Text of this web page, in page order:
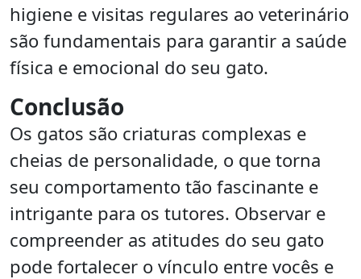
higiene e visitas regulares ao veterinário
são fundamentais para garantir a saúde
física e emocional do seu gato.
Conclusão
Os gatos são criaturas complexas e
cheias de personalidade, o que torna
seu comportamento tão fascinante e
intrigante para os tutores. Observar e
compreender as atitudes do seu gato
pode fortalecer o vínculo entre vocês e